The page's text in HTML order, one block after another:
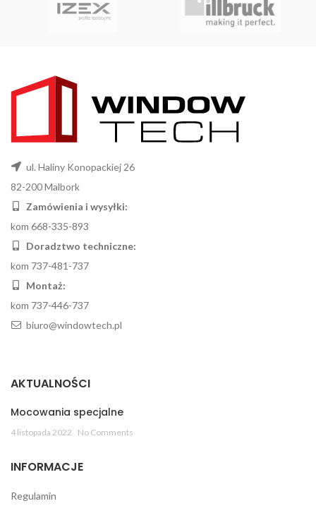
ul. Haliny Konopackiej 26
82-200 Malbork
Zamówienia i wysyłki:
kom 668-335-893
Doradztwo techniczne:
kom 737-481-737
Montaż:
kom 737-446-737
biuro@windowtech.pl
AKTUALNOŚCI
Mocowania specjalne
4 listopada 2022 No Comments
INFORMACJE
Regulamin